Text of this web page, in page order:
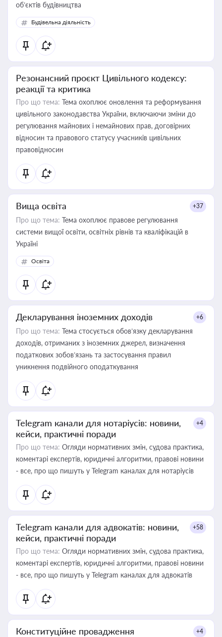
об’єктів будівництва
Будівельна діяльність
Резонансний проєкт Цивільного кодексу:
реакції та критика
Про що тема: Тема охоплює оновлення та реформування
цивільного законодавства України, включаючи зміни до
регулювання майнових і немайнових прав, договірних
відносин та правового статусу учасників цивільних
правовідносин
Вища освіта +37
Про що тема: Тема охоплює правове регулювання
системи вищої освіти, освітніх рівнів та кваліфікацій в
Україні
Освіта
Декларування іноземних доходів +6
Про що тема: Тема стосується обов’язку декларування
доходів, отриманих з іноземних джерел, визначення
податкових зобов’язань та застосування правил
уникнення подвійного оподаткування
Telegram канали для нотаріусів: новини,
кейси, практичні поради
+4
Про що тема: Огляди нормативних змін, судова практика,
коментарі експертів, юридичні алгоритми, правові новини
- все, про що пишуть у Telegram каналах для нотаріусів
Telegram канали для адвокатів: новини,
кейси, практичні поради
+58
Про що тема: Огляди нормативних змін, судова практика,
коментарі експертів, юридичні алгоритми, правові новини
- все, про що пишуть у Telegram каналах для адвокатів
Конституційне провадження +4